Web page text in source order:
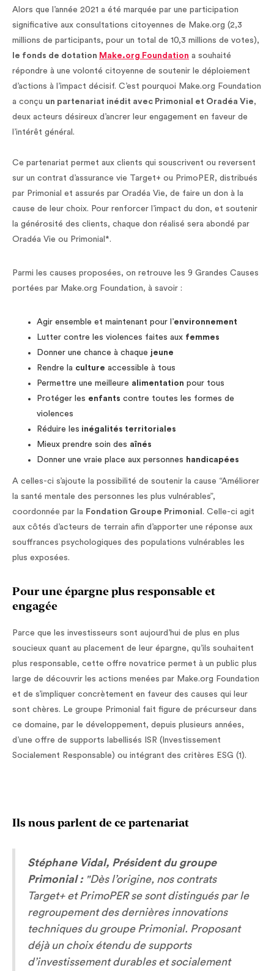
Alors que l’année 2021 a été marquée par une participation
significative aux consultations citoyennes de Make.org (2,3
millions de participants, pour un total de 10,3 millions de votes),
le fonds de dotation Make.org Foundation a souhaité
répondre à une volonté citoyenne de soutenir le déploiement
d’actions à l’impact décisif. C’est pourquoi Make.org Foundation
a conçu un partenariat inédit avec Primonial et Oradéa Vie,
deux acteurs désireux d’ancrer leur engagement en faveur de
l’intérêt général.
Ce partenariat permet aux clients qui souscrivent ou reversent
sur un contrat d’assurance vie Target+ ou PrimoPER, distribués
par Primonial et assurés par Oradéa Vie, de faire un don à la
cause de leur choix. Pour renforcer l’impact du don, et soutenir
la générosité des clients, chaque don réalisé sera abondé par
Oradéa Vie ou Primonial*.
Parmi les causes proposées, on retrouve les 9 Grandes Causes
portées par Make.org Foundation, à savoir :
Agir ensemble et maintenant pour l’environnement
Lutter contre les violences faites aux femmes
Donner une chance à chaque jeune
Rendre la culture accessible à tous
Permettre une meilleure alimentation pour tous
Protéger les enfants contre toutes les formes de
violences
Réduire les inégalités territoriales
Mieux prendre soin des aînés
Donner une vraie place aux personnes handicapées
A celles-ci s’ajoute la possibilité de soutenir la cause “Améliorer
la santé mentale des personnes les plus vulnérables”,
coordonnée par la Fondation Groupe Primonial . Celle-ci agit
aux côtés d’acteurs de terrain afin d’apporter une réponse aux
souffrances psychologiques des populations vulnérables les
plus exposées.
Pour une épargne plus responsable et
engagée
Parce que les investisseurs sont aujourd’hui de plus en plus
soucieux quant au placement de leur épargne, qu’ils souhaitent
plus responsable, cette offre novatrice permet à un public plus
large de découvrir les actions menées par Make.org Foundation
et de s’impliquer concrètement en faveur des causes qui leur
sont chères. Le groupe Primonial fait figure de précurseur dans
ce domaine, par le développement, depuis plusieurs années,
d’une offre de supports labellisés ISR (Investissement
Socialement Responsable) ou intégrant des critères ESG (1).
Ils nous parlent de ce partenariat
Stéphane Vidal, Président du groupe
Primonial :"Dès l’origine, nos contrats
Target+ et PrimoPER se sont distingués par le
regroupement des dernières innovations
techniques du groupe Primonial. Proposant
déjà un choix étendu de supports
d’investissement durables et socialement